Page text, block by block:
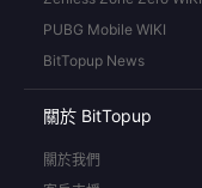
PUBG Mobile WIKI
BitTopup News
關於 BitTopup
關於我們